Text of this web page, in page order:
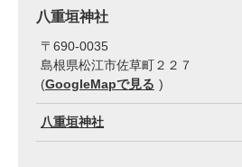
八重垣神社
〒 690-0035
島根県松江市佐草町２２７
(GoogleMapで見る )
八重垣神社